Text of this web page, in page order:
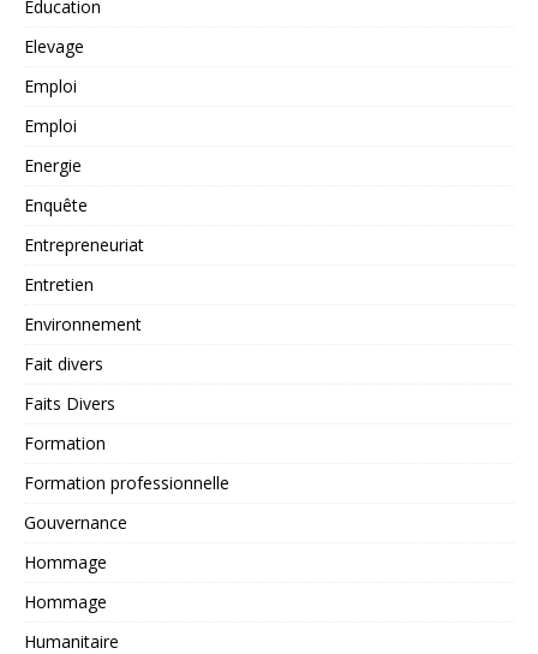
Education
Elevage
Emploi
Emploi
Energie
Enquête
Entrepreneuriat
Entretien
Environnement
Fait divers
Faits Divers
Formation
Formation professionnelle
Gouvernance
Hommage
Hommage
Humanitaire